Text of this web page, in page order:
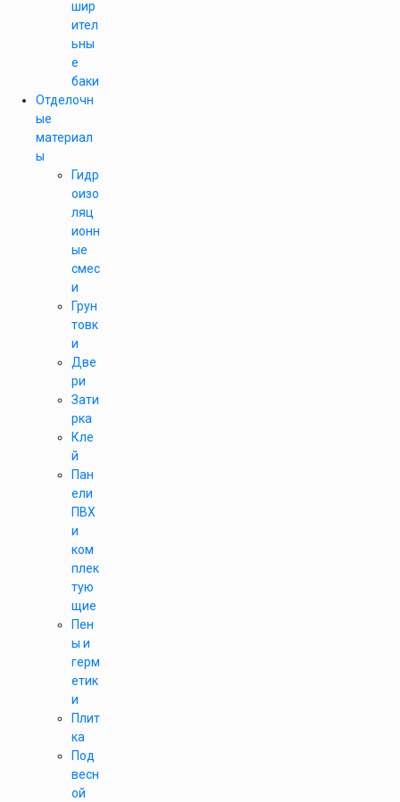
шир
ител
ьны
е
баки
Отделочн
ые
материал
ы
Гидр
оизо
ляц
ионн
ые
смес
и
Грун
товк
и
Две
ри
Зати
рка
Кле
й
Пан
ели
ПВХ
и
ком
плек
тую
щие
Пен
ы и
герм
етик
и
Плит
ка
Под
весн
ой